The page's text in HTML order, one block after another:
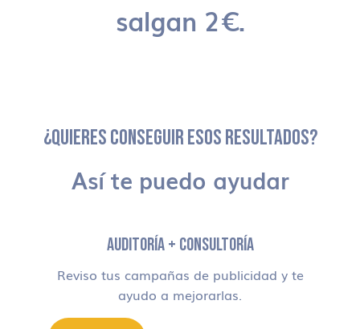
salgan 2€.
¿QUIERES CONSEGUIR ESOS RESULTADOS?
Así te puedo ayudar
AUDITORÍA + CONSULTORÍA
Reviso tus campañas de publicidad y te
ayudo a mejorarlas.